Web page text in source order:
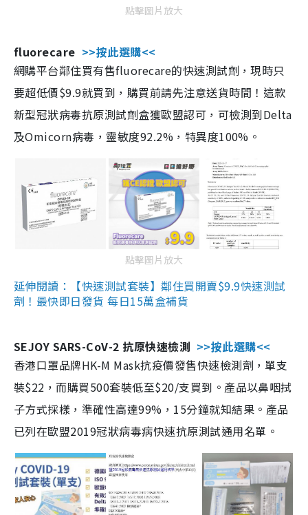
點擊圖片放大
fluorecare >>按此選購<<
網購平台鄰住買有售fluorecare的快速測試劑，現時只
要超低價$9.9就買到，購買前請先注意送貨時間！這款
新型冠狀病毒抗原測試劑盒獲歐盟認可，可檢測到Delta
及Omicorn病毒，靈敏度92.2%，特異度100%。
點擊圖片放大
延伸閱讀：【快速測試套裝】鄰住買開賣$9.9快速測試
劑！最快即日發貨 每日15萬盒補貨
SEJOY SARS-CoV-2 抗原快速檢測 >>按此選購<<
香港口罩品牌HK-M Mask抗疫價發售快速檢測劑，單支
裝$22，而購買500套裝低至$20/支買到。產品以鼻咽拭
子方式採樣，準確性高達99%，15分鐘就知結果。產品
已列在歐盟2019冠狀病毒病快速抗原測試通用名單。